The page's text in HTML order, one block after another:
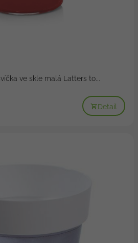
ve skle malá Latters to...
Detail